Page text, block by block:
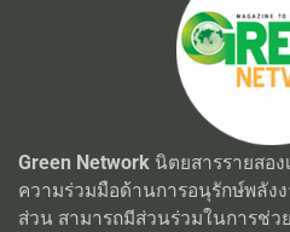
Green Network นิตยสารรายสอ
ความร่วมมือด้านการอนุรักษ์พลัง
ส่วน สามารถมีส่วนร่วมในการช่ว